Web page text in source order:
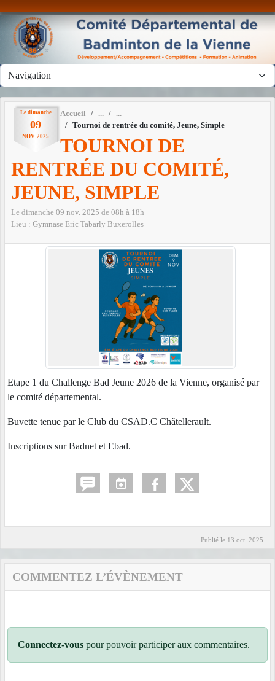
Le dimanche
09
NOV. 2025
Accueil
Tournoi de rentrée du comité, Jeune, Simple
TOURNOI DE
RENTRÉE DU COMITÉ,
JEUNE, SIMPLE
Le dimanche 09 nov. 2025 de 08h à 18h
Lieu : Gymnase Eric Tabarly Buxerolles
Etape 1 du Challenge Bad Jeune 2026 de la Vienne, organisé par
le comité départemental.
Buvette tenue par le Club du CSAD.C Châtellerault.
Inscriptions sur Badnet et Ebad.
Publié le 13 oct. 2025
COMMENTEZ L’ÉVÈNEMENT
Connectez-vous pour pouvoir participer aux commentaires.